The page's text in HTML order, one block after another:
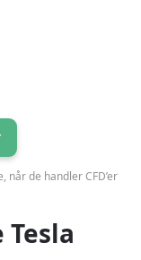
de handler CFD’er